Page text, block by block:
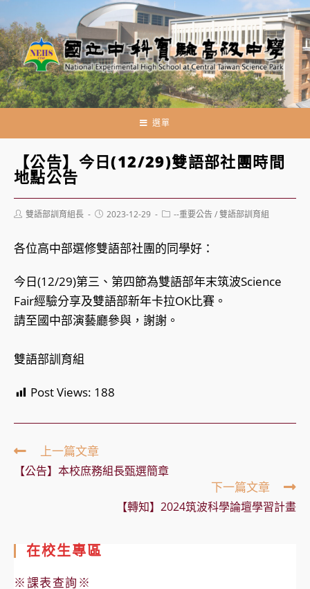
轉
至
主
要
內
選單
【公告】今日(12/29)雙語部社團時間
地點公告
Post雙語部訓育組長
Post2023-12-29
Post--重要公告/雙語部訓育組
各位高中部選修雙語部社團的同學好：
今日(12/29)第三、第四節為雙語部年末筑波Science
Fair經驗分享及雙語部新年卡拉OK比賽。
請至國中部演藝廳參與，謝謝。
雙語部訓育組
Post Views: 188
Read
more
articles
上一篇文章
【公告】本校庶務組長甄選簡章
下一篇文章
【轉知】2024筑波科學論壇學習計畫
在校生專區
※課表查詢※